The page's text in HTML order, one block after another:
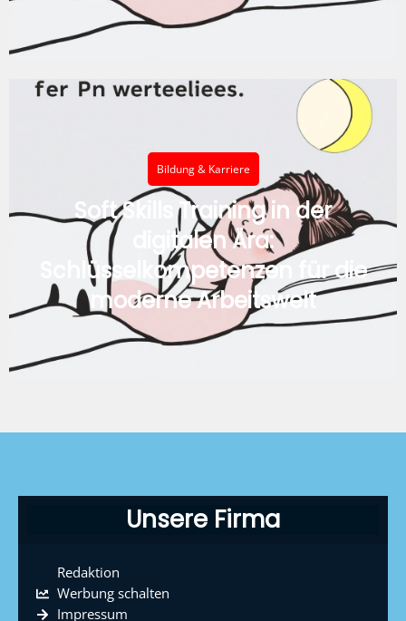
Bildung & Karriere
Soft Skills Training in der
digitalen Ära:
Schlüsselkompetenzen für die
moderne Arbeitswelt
Unsere Firma
Redaktion
Werbung schalten
Impressum